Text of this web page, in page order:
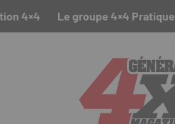
4×4 Le groupe 4×4 Pratique